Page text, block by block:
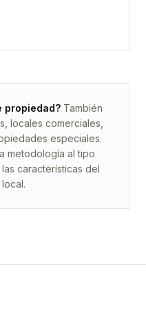
propiedad? También
locales comerciales,
especiales.
metodología al tipo
características del